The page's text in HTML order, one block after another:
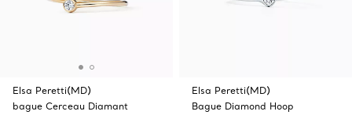
Elsa Peretti(MD)
bague Cerceau Diamant
Elsa Peretti(MD)
Bague Diamond Hoop